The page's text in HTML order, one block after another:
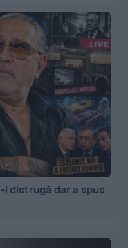
distrugă dar a spus